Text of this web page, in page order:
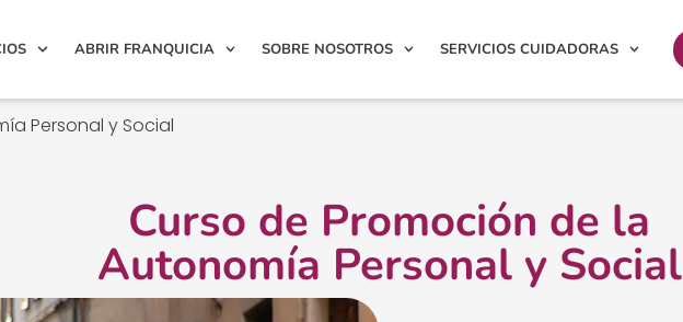
ABRIR FRANQUICIA SOBRE NOSOTROS SERVICIOS CUIDADORAS
Personal y Social
Curso de Promoción de la
Autonomía Personal y Social